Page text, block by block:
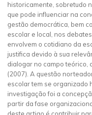
historicamente, sobretudo
que pode influenciar na
gestão democrática, bem
escolar e local, nos
envolvem o cotidiano da
justifica devido à sua
dialogar no campo teórico,
(2007). A questão
escolar tem se organizado
investigação foi a
partir da fase